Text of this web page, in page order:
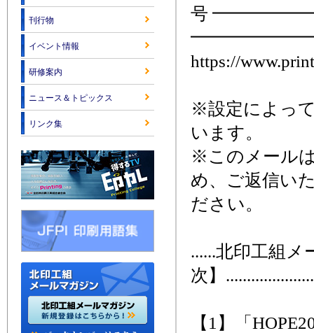
号
https://
※設定によっ
います。
※このメール
め、ご返信い
ださい。
......北印工組メ
次】
【1】「
刊行物
イベント情報
研修案内
ニュース＆トピックス
リンク集